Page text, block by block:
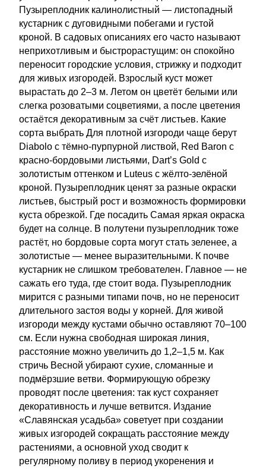
Пузыреплодник калинолистный — листопадный
кустарник с дуговидными побегами и густой
кроной. В садовых описаниях его часто называют
неприхотливым и быстрорастущим: он спокойно
переносит городские условия, стрижку и подходит
для живых изгородей. Взрослый куст может
вырастать до 2–3 м. Летом он цветёт белыми или
слегка розоватыми соцветиями, а после цветения
остаётся декоративным за счёт листьев. Какие
сорта выбрать Для плотной изгороди чаще берут
Diabolo с тёмно-пурпурной листвой, Red Baron с
красно-бордовыми листьями, Dart’s Gold с
золотистым оттенком и Luteus с жёлто-зелёной
кроной. Пузыреплодник ценят за разные окраски
листьев, быстрый рост и возможность формировки
куста обрезкой. Где посадить Самая яркая окраска
будет на солнце. В полутени пузыреплодник тоже
растёт, но бордовые сорта могут стать зеленее, а
золотистые — менее выразительными. К почве
кустарник не слишком требователен. Главное — не
сажать его туда, где стоит вода. Пузыреплодник
мирится с разными типами почв, но не переносит
длительного застоя воды у корней. Для живой
изгороди между кустами обычно оставляют 70–100
см. Если нужна свободная широкая линия,
расстояние можно увеличить до 1,2–1,5 м. Как
стричь Весной убирают сухие, сломанные и
подмёрзшие ветви. Формирующую обрезку
проводят после цветения: так куст сохраняет
декоративность и лучше ветвится. Издание
«Славянская усадьба» советует при создании
живых изгородей сокращать расстояние между
растениями, а основной уход сводит к
регулярному поливу в период укоренения и